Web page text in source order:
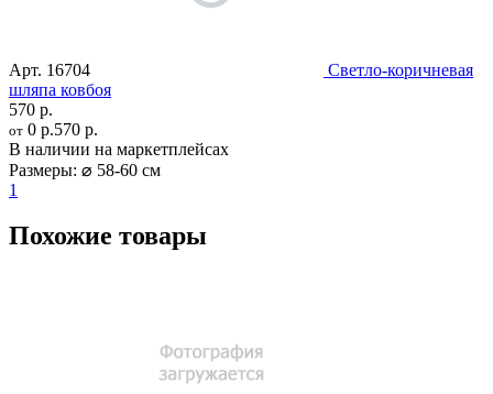
Арт. 16704
Светло-коричневая
шляпа ковбоя
570 р.
от 0 р.570 р.
В наличии на маркетплейсах
Размеры: ⌀ 58-60 см
1
Похожие товары